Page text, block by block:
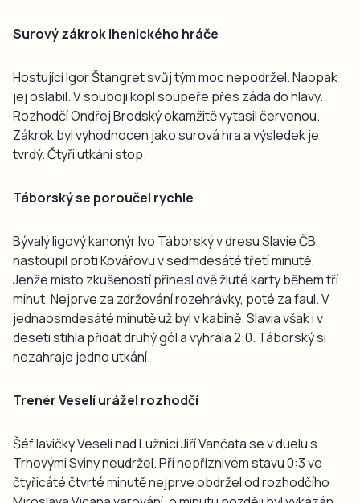
Surový zákrok lhenického hráče
Hostující Igor Štangret svůj tým moc nepodržel. Naopak
jej oslabil. V souboji kopl soupeře přes záda do hlavy.
Rozhodčí Ondřej Brodský okamžitě vytasil červenou.
Zákrok byl vyhodnocen jako surová hra a výsledek je
tvrdý. Čtyři utkání stop.
Táborský se poroučel rychle
Bývalý ligový kanonýr Ivo Táborský v dresu Slavie ČB
nastoupil proti Kovářovu v sedmdesáté třetí minutě.
Jenže místo zkušeností přinesl dvě žluté karty během tří
minut. Nejprve za zdržování rozehrávky, poté za faul. V
jednaosmdesáté minutě už byl v kabině. Slavia však i v
deseti stihla přidat druhý gól a vyhrála 2:0. Táborský si
nezahraje jedno utkání.
Trenér Veselí urážel rozhodčí
Šéf lavičky Veselí nad Lužnicí Jiří Vančata se v duelu s
Trhovými Sviny neudržel. Při nepříznivém stavu 0:3 ve
čtyřicáté čtvrté minutě nejprve obdržel od rozhodčího